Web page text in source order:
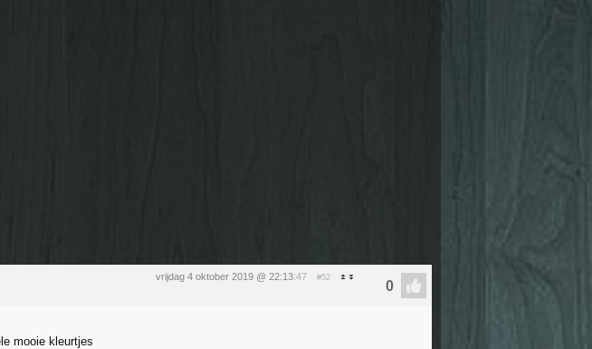
vrijdag 4 oktober 2019 @ 22:13:47 #52
mooie kleurtjes